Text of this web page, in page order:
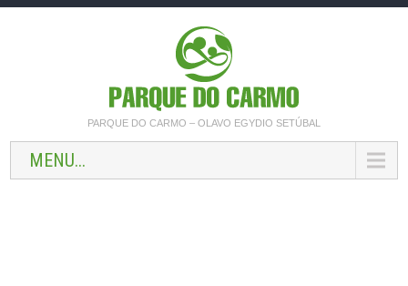
PARQUE DO CARMO – OLAVO EGYDIO SETÚBAL
MENU...